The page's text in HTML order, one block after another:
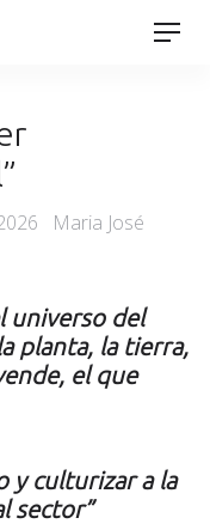
Maria José
universo del
planta, la tierra,
el que
y culturizar a la
sector”